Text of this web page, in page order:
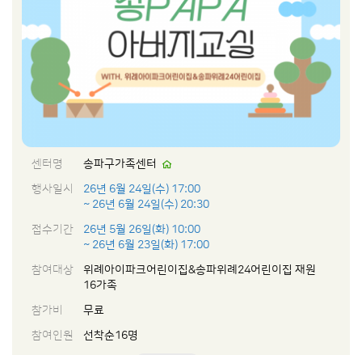
센터명
송파구가족센터
행사일시
26년 6월 24일(수) 17:00
~ 26년 6월 24일(수) 20:30
접수기간
26년 5월 26일(화) 10:00
~ 26년 6월 23일(화) 17:00
참여대상
위례아이파크어린이집&송파위례24어린이집 재원
16가족
참가비
무료
참여인원
선착순16명